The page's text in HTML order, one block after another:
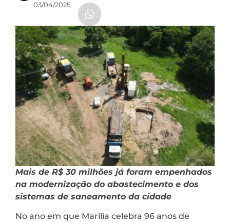
03/04/2025
Mais de R$ 30 milhões já foram empenhados
na modernização do abastecimento e dos
sistemas de saneamento da cidade
No ano em que Marília celebra 96 anos de